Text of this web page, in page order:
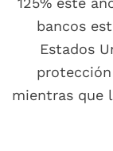
bancos
Estados
mientras que